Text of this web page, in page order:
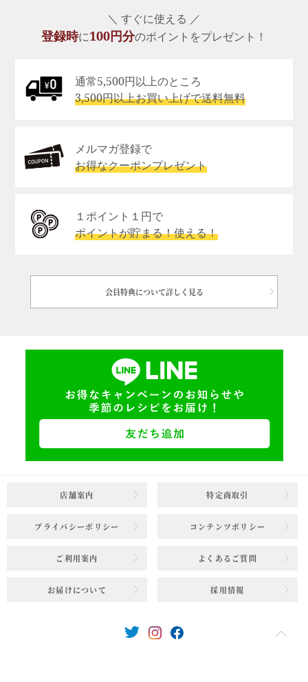
＼ すぐに使える ／
登録時に100円分のポイントをプレゼント！
通常5,500円以上のところ
3,500円以上お買い上げで送料無料
メルマガ登録で
お得なクーポンプレゼント
１ポイント１円で
ポイントが貯まる！使える！
会員特典について詳しく見る
店舗案内 特定商取引
プライバシーポリシー コンテンツポリシー
ご利用案内 よくあるご質問
お届けについて 採用情報